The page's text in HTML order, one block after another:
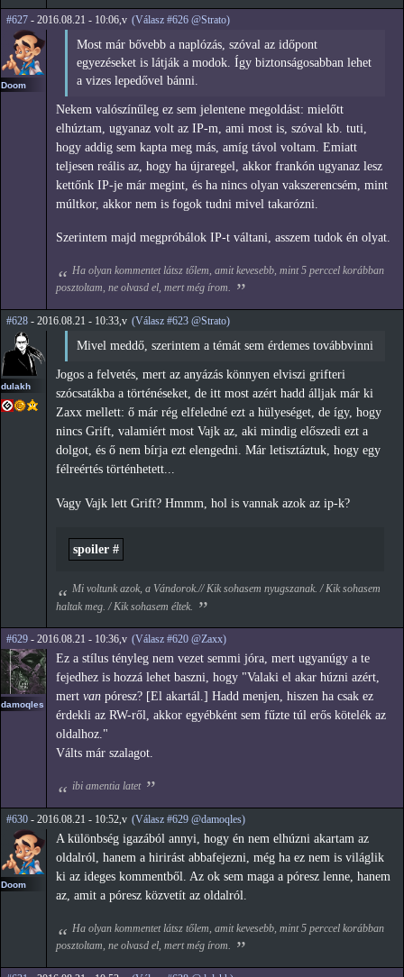
#627 - 2016.08.21 - 10:06,v (Válasz #626 @Strato)
Doom
Most már bővebb a naplózás, szóval az időpont
egyezéseket is látják a modok. Így biztonságosabban lehet
a vizes lepedővel bánni.
Nekem valószínűleg ez sem jelentene megoldást: mielőtt
elhúztam, ugyanaz volt az IP-m, ami most is, szóval kb. tuti,
hogy addig sem kapta meg más, amíg távol voltam. Emiatt
teljesen reális az, hogy ha újraregel, akkor frankón ugyanaz lesz
kettőnk IP-je már megint, és ha nincs olyan vakszerencsém, mint
múltkor, akkor nem is fogok tudni mivel takarózni.
Szerintem majd megpróbálok IP-t váltani, asszem tudok én olyat.
Ha olyan kommentet látsz tőlem, amit kevesebb, mint 5 perccel korábban
posztoltam, ne olvasd el, mert még írom.
#628 - 2016.08.21 - 10:33,v (Válasz #623 @Strato)
dulakh
Mivel meddő, szerintem a témát sem érdemes továbbvinni
Jogos a felvetés, mert az anyázás könnyen elviszi grifteri
szócsatákba a történéseket, de itt most azért hadd álljak már ki
Zaxx mellett: ő már rég elfeledné ezt a hülyeséget, de így, hogy
nincs Grift, valamiért most Vajk az, aki mindig előszedi ezt a
dolgot, és ő nem bírja ezt elengedni. Már letisztáztuk, hogy egy
félreértés történhetett...
Vagy Vajk lett Grift? Hmmm, hol is vannak azok az ip-k?
spoiler #
Mi voltunk azok, a Vándorok.// Kik sohasem nyugszanak. / Kik sohasem
haltak meg. / Kik sohasem éltek.
#629 - 2016.08.21 - 10:36,v (Válasz #620 @Zaxx)
damoqles
Ez a stílus tényleg nem vezet semmi jóra, mert ugyanúgy a te
fejedhez is hozzá lehet baszni, hogy "Valaki el akar húzni azért,
mert van póresz? [El akartál.] Hadd menjen, hiszen ha csak ez
érdekli az RW-ről, akkor egyébként sem fűzte túl erős kötelék az
oldalhoz."
Válts már szalagot.
ibi amentia latet
#630 - 2016.08.21 - 10:52,v (Válasz #629 @damoqles)
Doom
A különbség igazából annyi, hogy én nem elhúzni akartam az
oldalról, hanem a hirirást abbafejezni, még ha ez nem is világlik
ki az ideges kommentből. Az ok sem maga a póresz lenne, hanem
az, amit a póresz közvetít az oldalról.
Ha olyan kommentet látsz tőlem, amit kevesebb, mint 5 perccel korábban
posztoltam, ne olvasd el, mert még írom.